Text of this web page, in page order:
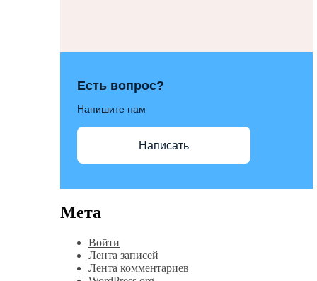
Есть вопрос?
Напишите нам
Написать
Мета
Войти
Лента записей
Лента комментариев